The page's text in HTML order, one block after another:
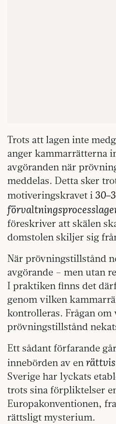
Trots att lagen inte
anger kammarrätterna
avgöranden när
meddelas. Detta sker
motiveringskravet i
föreskriver att skälen
domstolen skiljer sig
När prövningstillstånd
avgörande – men utan
I praktiken finns det
genom vilken
kontrolleras. Frågan om
prövningstillstånd
Ett sådant förfarande
innebörden av en
Sverige har lyckats
trots sina förpliktelser
Europakonventionen,
rättsligt mysterium.